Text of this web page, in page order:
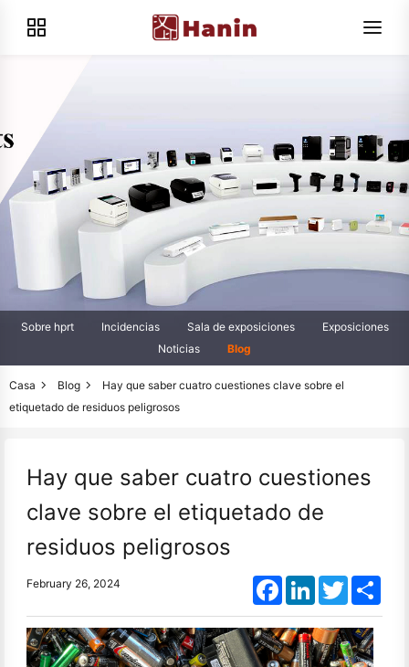
Sobre hprt Incidencias Sala de exposiciones
Exposiciones
Noticias
Blog
Casa Blog
Hay que saber cuatro cuestiones clave sobre el
etiquetado de residuos peligrosos
Hay que saber cuatro cuestiones
clave sobre el etiquetado de
residuos peligrosos
February 26, 2024 FacebookLinkedInTwitter